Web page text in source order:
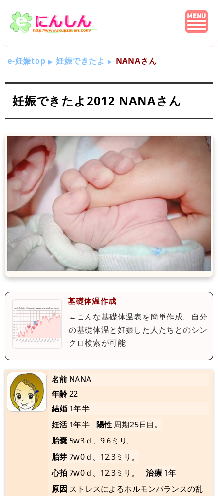
e-妊娠top 妊娠できたよ NANAさん
妊娠できたよ2012 NANAさん
基礎体温作成
←こんな基礎体温表を簡単作成。自分
の基礎体温と妊娠した人たちとのシン
クロ検索が可能
名前 NANA
年齢22
結婚 1年半
妊活 1年半 陽性 周期25日目。
胎嚢 5w3ｄ、9.6ミリ。
胎芽7w0ｄ、12.3ミリ。
心拍7w0ｄ、12.3ミリ。 治療 1年
原因 ストレスによるホルモンバランスの乱